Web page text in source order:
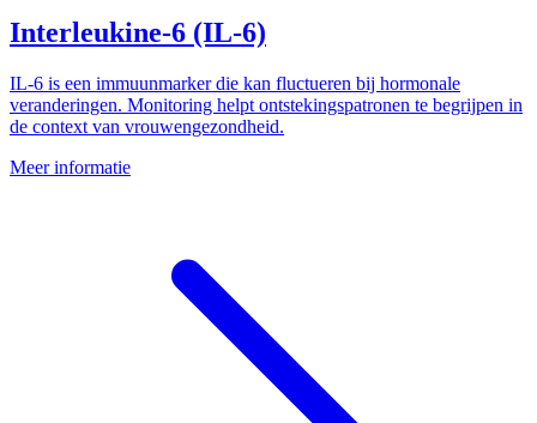
Interleukine-6 (IL-6)
IL-6 is een immuunmarker die kan fluctueren bij hormonale
veranderingen. Monitoring helpt ontstekingspatronen te begrijpen in
de context van vrouwengezondheid.
Meer informatie